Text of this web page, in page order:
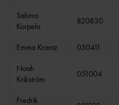
Sabina
Korpela
820830
Emma Krantz
050411
Noah
Krikström
051004
Fredrik